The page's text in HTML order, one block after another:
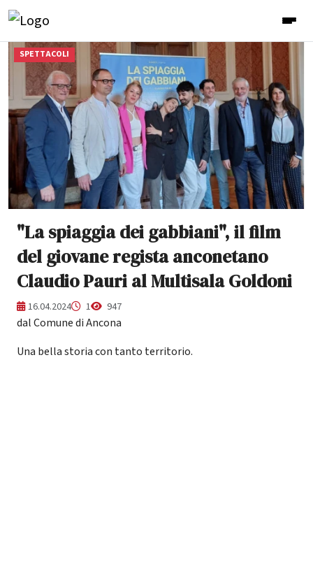
SPETTACOLI
"La spiaggia dei gabbiani", il film
del giovane regista anconetano
Claudio Pauri al Multisala Goldoni
16.04.2024 1 947
dal Comune di Ancona
Una bella storia con tanto territorio.